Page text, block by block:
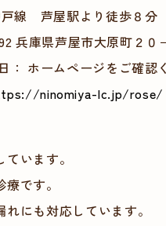
線 芦屋駅より徒歩８分
兵庫県芦屋市大原町２
： ホームページをご確認
ninomiya-lc.jp/rose/
います。
です。
にも対応しています。